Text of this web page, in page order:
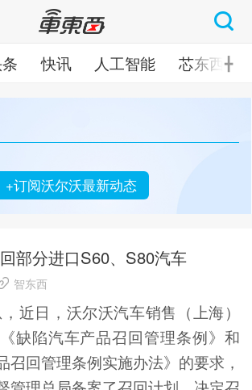
快讯 人工智能 芯东西 ╋
+订阅沃尔沃最新动态
部分进口S60、S80汽车
智东西
近日，沃尔沃汽车销售（上海）
缺陷汽车产品召回管理条例》和
召回管理条例实施办法》的要求，